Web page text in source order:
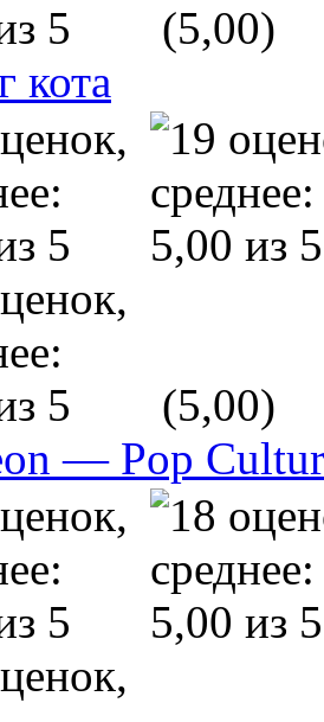
(5,00)
кота
(5,00)
— Pop